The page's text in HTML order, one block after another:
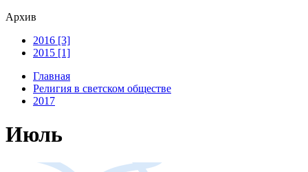
Архив
2016 [3]
2015 [1]
Главная
Религия в светском обществе
2017
Июль